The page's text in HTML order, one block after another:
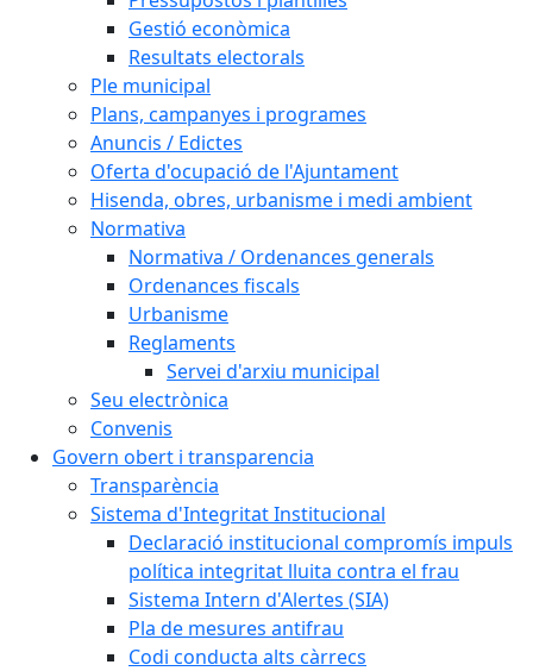
Gestió econòmica
Resultats electorals
Ple municipal
Plans, campanyes i programes
Anuncis / Edictes
Oferta d'ocupació de l'Ajuntament
Hisenda, obres, urbanisme i medi ambient
Normativa
Normativa / Ordenances generals
Ordenances fiscals
Urbanisme
Reglaments
Servei d'arxiu municipal
Seu electrònica
Convenis
Govern obert i transparencia
Transparència
Sistema d'Integritat Institucional
Declaració institucional compromís impuls
política integritat lluita contra el frau
Sistema Intern d'Alertes (SIA)
Pla de mesures antifrau
Codi conducta alts càrrecs